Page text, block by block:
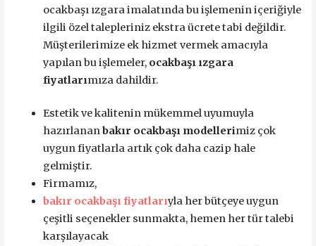
ocakbaşı ızgara imalatında bu işlemenin içeriğiyle
ilgili özel talepleriniz ekstra ücrete tabi değildir.
Müşterilerimize ek hizmet vermek amacıyla
yapılan bu işlemeler, ocakbaşı ızgara
fiyatlarımıza dahildir.
Estetik ve kalitenin mükemmel uyumuyla
hazırlananbakır ocakbaşı modellerimiz çok
uygun fiyatlarla artık çok daha cazip hale
gelmiştir.
Firmamız,
bakır ocakbaşı fiyatlarıyla her bütçeye uygun
çeşitli seçenekler sunmakta, hemen her tür talebi
karşılayacak